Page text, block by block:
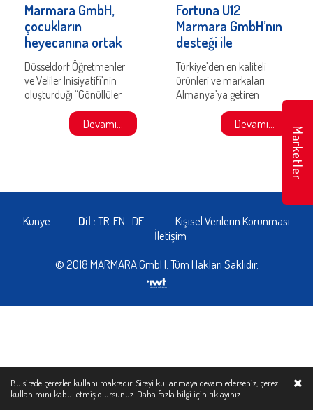
Marmara GmbH,
çocukların
heyecanına ortak
oldu
Düsseldorf Öğretmenler
ve Veliler Inisiyatifi’nin
oluşturduğı “Gönüllüler
Koalisyonu” tarafından,
Düsseldorf Türk..Devamı...
Fortuna U12
Marmara GmbH’nın
desteği ile
Türkiye’de
Türkiye’den en kaliteli
ürünleri ve markaları
Almanya’ya getiren
Marmara GmbH,
Almanya’nın en yetenekli
minik futbolcularını
Devamı...
Künye Dil :TR EN DE
Kişisel Verilerin Korunması
İletişim
© 2018 MARMARA GmbH. Tüm Hakları Saklıdır.
Bu sitede çerezler kullanılmaktadır. Siteyi kullanmaya devam ederseniz, çerez
kullanımını kabul etmiş olursunuz. Daha fazla bilgi için tıklayınız.
Marketler